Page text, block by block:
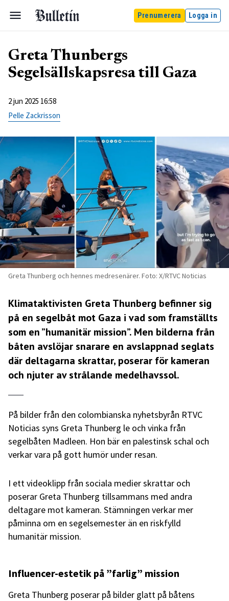
Prenumerera Logga in
Greta Thunbergs
Segelsällskapsresa till Gaza
2 jun 2025 16:58
Pelle Zackrisson
Greta Thunberg och hennes medresenärer. Foto: X/RTVC Noticias
Klimataktivisten Greta Thunberg befinner sig
på en segelbåt mot Gaza i vad som framställts
som en ”humanitär mission”. Men bilderna från
båten avslöjar snarare en avslappnad seglats
där deltagarna skrattar, poserar för kameran
och njuter av strålande medelhavssol.
På bilder från den colombianska nyhetsbyrån RTVC
Noticias syns Greta Thunberg le och vinka från
segelbåten Madleen. Hon bär en palestinsk schal och
verkar vara på gott humör under resan.
I ett videoklipp från sociala medier skrattar och
poserar Greta Thunberg tillsammans med andra
deltagare mot kameran. Stämningen verkar mer
påminna om en segelsemester än en riskfylld
humanitär mission.
Influencer-estetik på ”farlig” mission
Greta Thunberg poserar på bilder glatt på båtens